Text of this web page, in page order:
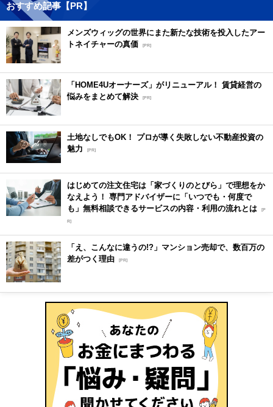
おすすめ記事【PR】
メンズウィッグの世界にまた新たな技術を投入したアー
トネイチャーの真価 [PR]
「HOME4Uオーナーズ」がリニューアル！ 賃貸経営の
悩みをまとめて解決 [PR]
土地なしでもOK！ プロが導く失敗しない不動産投資の
魅力
[PR]
はじめての注文住宅は「家づくりのとびら」で理想をか
なえよう！ 専門アドバイザーに「いつでも・何度で
も」無料相談できるサービスの内容・利用の流れとは [P
R]
「え、こんなに違うの!?」マンション売却で、数百万の
差がつく理由 [PR]